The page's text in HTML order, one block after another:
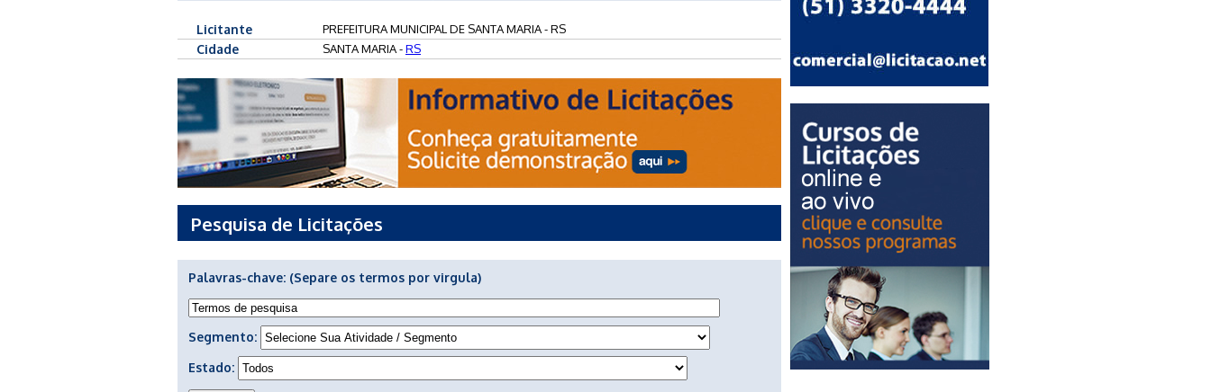
Licitante PREFEITURA MUNICIPAL DE SANTA MARIA - RS
Cidade SANTA MARIA -RS
Pesquisa de Licitações
Palavras-chave: (Separe os termos por virgula)
Segmento:
Estado: